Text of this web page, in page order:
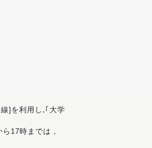
]を利用し,｢大学
17時までは，